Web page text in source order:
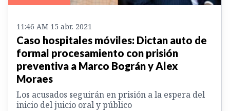
11:46 AM 15 abr. 2021
Caso hospitales móviles: Dictan auto de
formal procesamiento con prisión
preventiva a Marco Bográn y Alex
Moraes
Los acusados seguirán en prisión a la espera del
inicio del juicio oral y público